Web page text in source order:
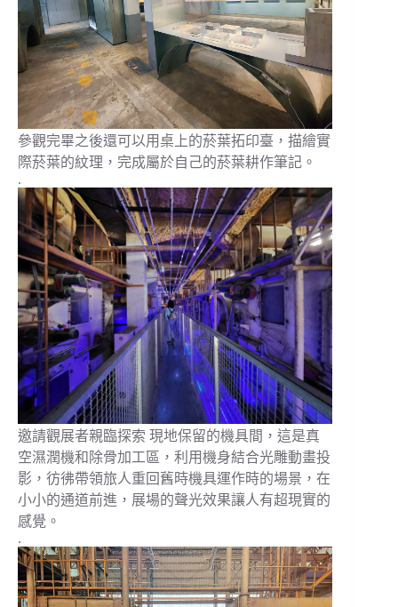
參觀完畢之後還可以用桌上的菸葉拓印臺，描繪實
際菸葉的紋理，完成屬於自己的菸葉耕作筆記。
.
邀請觀展者親臨探索 現地保留的機具間，這是真
空濕潤機和除骨加工區，利用機身結合光雕動畫投
影，彷彿帶領旅人重回舊時機具運作時的場景，在
小小的通道前進，展場的聲光效果讓人有超現實的
感覺。
.